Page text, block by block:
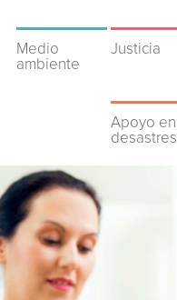
Medio
ambiente
Justicia
Apoyo en
desastres